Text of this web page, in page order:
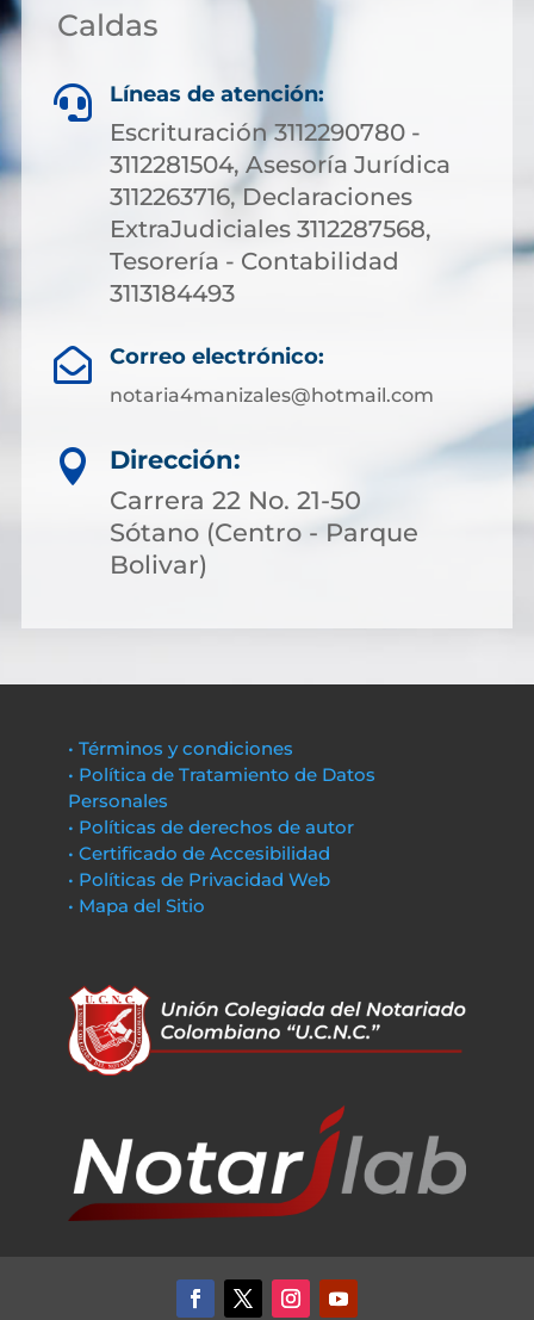
Caldas
 Líneas de atención:
Escrituración 3112290780 -
3112281504, Asesoría Jurídica
3112263716, Declaraciones
ExtraJudiciales 3112287568,
Tesorería - Contabilidad
3113184493
 Correo electrónico:
notaria4manizales@hotmail.com

Dirección:
Carrera 22 No. 21-50
Sótano (Centro - Parque
Bolivar)
• Términos y condiciones
• Política de Tratamiento de Datos
Personales
• Políticas de derechos de autor
• Certificado de Accesibilidad
• Políticas de Privacidad Web
• Mapa del Sitio